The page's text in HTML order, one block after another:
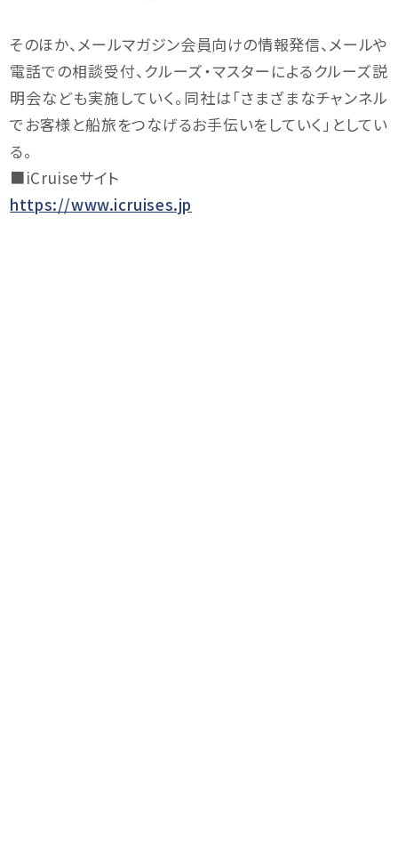
そのほか、メールマガジン会員向けの情報発信、メールや
電話での相談受付、クルーズ・マスターによるクルーズ説
明会なども実施していく。同社は「さまざまなチャンネル
でお客様と船旅をつなげるお手伝いをしていく」としてい
る。
■iCruiseサイト
https://www.icruises.jp